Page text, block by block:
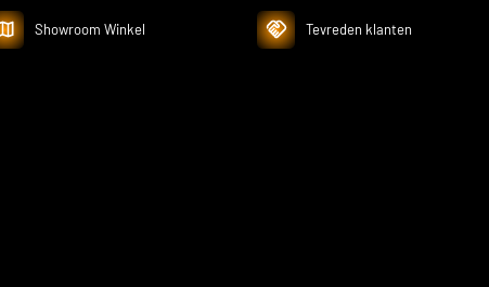
Showroom Winkel Tevreden klanten